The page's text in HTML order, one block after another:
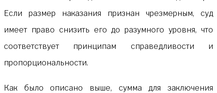
Если размер наказания признан чрезмерным, суд
имеет право снизить его до разумного уровня, что
соответствует принципам справедливости и
пропорциональности.
Как было описано выше, сумма для заключения